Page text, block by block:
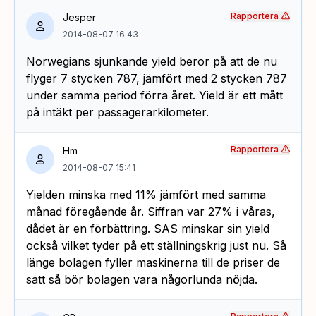
Jesper
2014-08-07 16:43
Norwegians sjunkande yield beror på att de nu
flyger 7 stycken 787, jämfört med 2 stycken 787
under samma period förra året. Yield är ett mått
på intäkt per passagerarkilometer.
Rapportera
Hm
2014-08-07 15:41
Yielden minska med 11% jämfört med samma
månad föregående år. Siffran var 27% i våras,
dådet är en förbättring. SAS minskar sin yield
också vilket tyder på ett ställningskrig just nu. Så
länge bolagen fyller maskinerna till de priser de
satt så bör bolagen vara någorlunda nöjda.
Rapportera